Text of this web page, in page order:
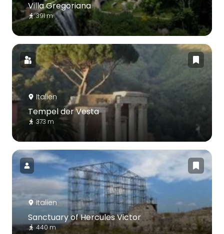
Villa Gregoriana
391 m
Italien
Tempel der Vesta
373 m
Italien
Sanctuary of Hercules Victor
440 m